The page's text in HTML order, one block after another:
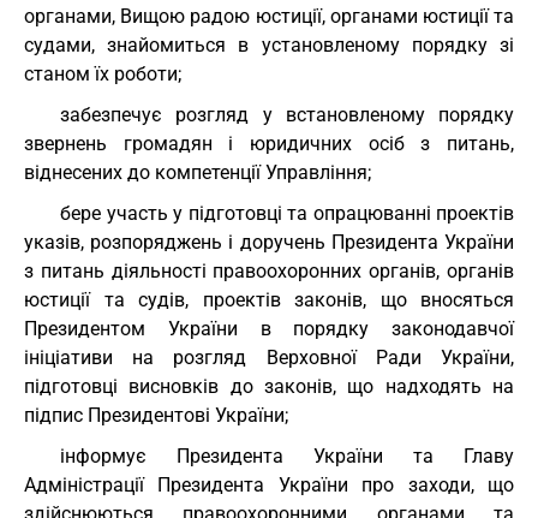
органами, Вищою радою юстиції, органами юстиції та
судами, знайомиться в установленому порядку зі
станом їх роботи;
забезпечує розгляд у встановленому порядку
звернень громадян і юридичних осіб з питань,
віднесених до компетенції Управління;
бере участь у підготовці та опрацюванні проектів
указів, розпоряджень і доручень Президента України
з питань діяльності правоохоронних органів, органів
юстиції та судів, проектів законів, що вносяться
Президентом України в порядку законодавчої
ініціативи на розгляд Верховної Ради України,
підготовці висновків до законів, що надходять на
підпис Президентові України;
інформує Президента України та Главу
Адміністрації Президента України про заходи, що